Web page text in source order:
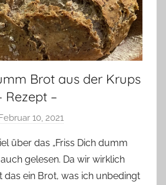
Brot aus der Krups
Rezept –
10, 2021
n
Y
v
über das „Friss Dich dumm
gelesen. Da wir wirklich
das ein Brot, was ich unbedingt